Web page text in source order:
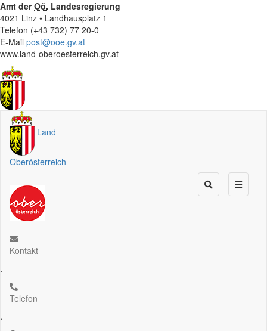
Amt derOö. Landesregierung
4021 Linz • Landhausplatz 1
Telefon (+43 732) 77 20-0
E-Mail post@ooe.gv.at
www.land-oberoesterreich.gv.at
Land
Oberösterreich
Kontakt
.
Telefon
.